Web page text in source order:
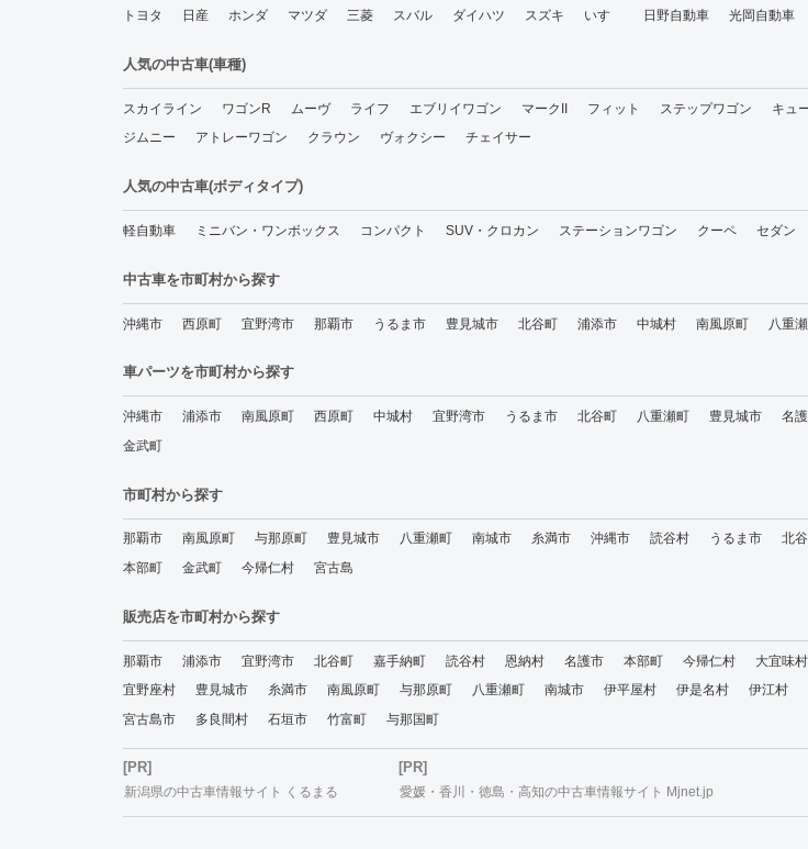
トヨタ 日産 ホンダ マツダ 三菱 スバル ダイハツ スズキ いすゞ 日野自動車 光岡自動車
人気の中古車(車種)
スカイライン ワゴンR ムーヴ ライフ エブリイワゴン マークII フィット ステップワゴン キュ
ジムニー
アトレーワゴン クラウン ヴォクシー チェイサー
人気の中古車(ボディタイプ)
軽自動車 ミニバン・ワンボックス コンパクト SUV・クロカン ステーションワゴン クーペ セダン
中古車を市町村から探す
沖縄市 西原町 宜野湾市 那覇市 うるま市 豊見城市 北谷町 浦添市 中城村 南風原町 八重
車パーツを市町村から探す
沖縄市 浦添市 南風原町 西原町 中城村 宜野湾市 うるま市 北谷町 八重瀬町 豊見城市 名
金武町
市町村から探す
那覇市 南風原町 与那原町 豊見城市 八重瀬町 南城市 糸満市 沖縄市 読谷村 うるま市 北
本部町
金武町 今帰仁村 宮古島
販売店を市町村から探す
那覇市 浦添市 宜野湾市 北谷町 嘉手納町 読谷村 恩納村 名護市 本部町 今帰仁村 大宜味村
宜野座村
豊見城市 糸満市 南風原町 与那原町 八重瀬町 南城市 伊平屋村 伊是名村 伊江村
宮古島市
多良間村 石垣市 竹富町 与那国町
[PR]
新潟県の中古車情報サイト くるまる
[PR]
愛媛・香川・徳島・高知の中古車情報サイト Mjnet.jp